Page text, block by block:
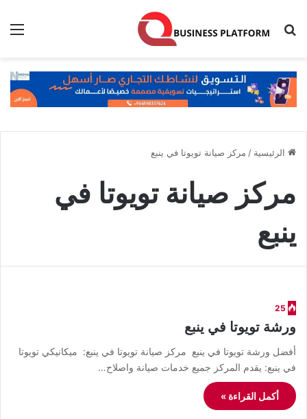
بحث عن
الرئيسية / مركز صيانة تويوتا في ينبع
مركز صيانة تويوتا في
ينبع
25
ورشة تويوتا في ينبع
أفضل ورشة تويوتا في ينبع مركز صيانة تويوتا في ينبع: ميكانيكي تويوتا
في ينبع: يقدم المركز جميع خدمات صيانة واصلاح…
أكمل القراءة »